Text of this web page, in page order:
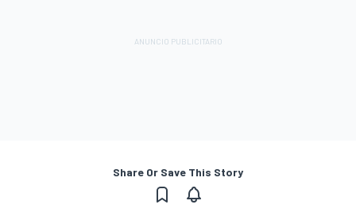
Share Or Save This Story